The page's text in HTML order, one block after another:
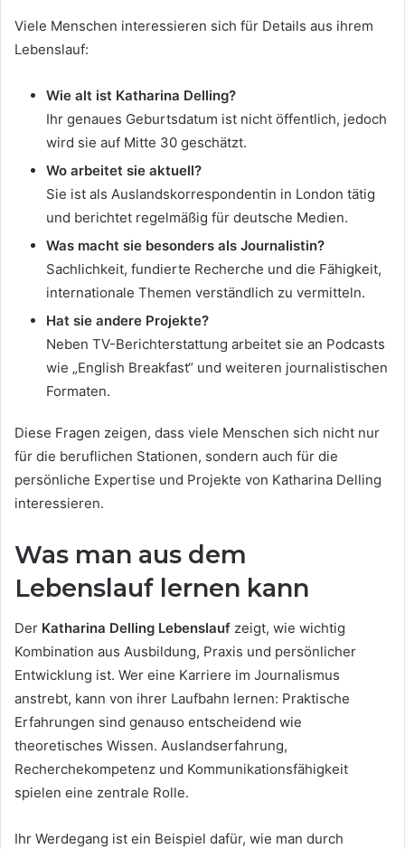
Viele Menschen interessieren sich für Details aus ihrem
Lebenslauf:
Wie alt ist Katharina Delling?
Ihr genaues Geburtsdatum ist nicht öffentlich, jedoch
wird sie auf Mitte 30 geschätzt.
Wo arbeitet sie aktuell?
Sie ist als Auslandskorrespondentin in London tätig
und berichtet regelmäßig für deutsche Medien.
Was macht sie besonders als Journalistin?
Sachlichkeit, fundierte Recherche und die Fähigkeit,
internationale Themen verständlich zu vermitteln.
Hat sie andere Projekte?
Neben TV-Berichterstattung arbeitet sie an Podcasts
wie „English Breakfast“ und weiteren journalistischen
Formaten.
Diese Fragen zeigen, dass viele Menschen sich nicht nur
für die beruflichen Stationen, sondern auch für die
persönliche Expertise und Projekte von Katharina Delling
interessieren.
Was man aus dem
Lebenslauf lernen kann
Der Katharina Delling Lebenslauf zeigt, wie wichtig
Kombination aus Ausbildung, Praxis und persönlicher
Entwicklung ist. Wer eine Karriere im Journalismus
anstrebt, kann von ihrer Laufbahn lernen: Praktische
Erfahrungen sind genauso entscheidend wie
theoretisches Wissen. Auslandserfahrung,
Recherchekompetenz und Kommunikationsfähigkeit
spielen eine zentrale Rolle.
Ihr Werdegang ist ein Beispiel dafür, wie man durch